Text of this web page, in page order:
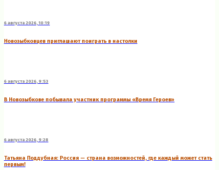
6 августа 2026, 10:19
Новозыбковцев приглашают поиграть в настолки
6 августа 2026, 9:53
В Новозыбкове побывала участник программы «Время Героев»
6 августа 2026, 9:28
Татьяна Поддубная: Россия — страна возможностей, где каждый может стать
первым!